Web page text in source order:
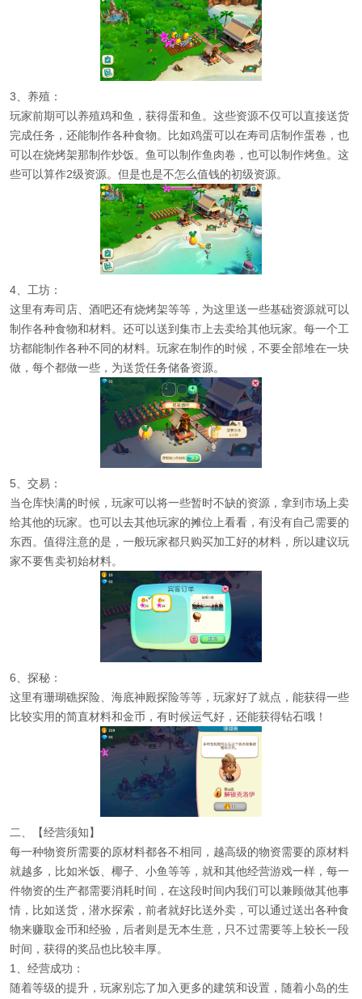
3、养殖：
玩家前期可以养殖鸡和鱼，获得蛋和鱼。这些资源不仅可以直接送货
完成任务，还能制作各种食物。比如鸡蛋可以在寿司店制作蛋卷，也
可以在烧烤架那制作炒饭。鱼可以制作鱼肉卷，也可以制作烤鱼。这
些可以算作2级资源。但是也是不怎么值钱的初级资源。
4、工坊：
这里有寿司店、酒吧还有烧烤架等等，为这里送一些基础资源就可以
制作各种食物和材料。还可以送到集市上去卖给其他玩家。每一个工
坊都能制作各种不同的材料。玩家在制作的时候，不要全部堆在一块
做，每个都做一些，为送货任务储备资源。
5、交易：
当仓库快满的时候，玩家可以将一些暂时不缺的资源，拿到市场上卖
给其他的玩家。也可以去其他玩家的摊位上看看，有没有自己需要的
东西。值得注意的是，一般玩家都只购买加工好的材料，所以建议玩
家不要售卖初始材料。
6、探秘：
这里有珊瑚礁探险、海底神殿探险等等，玩家好了就点，能获得一些
比较实用的简直材料和金币，有时候运气好，还能获得钻石哦！
二、【经营须知】
每一种物资所需要的原材料都各不相同，越高级的物资需要的原材料
就越多，比如米饭、椰子、小鱼等等，就和其他经营游戏一样，每一
件物资的生产都需要消耗时间，在这段时间内我们可以兼顾做其他事
情，比如送货，潜水探索，前者就好比送外卖，可以通过送出各种食
物来赚取金币和经验，后者则是无本生意，只不过需要等上较长一段
时间，获得的奖品也比较丰厚。
1、经营成功：
随着等级的提升，玩家别忘了加入更多的建筑和设置，随着小岛的生